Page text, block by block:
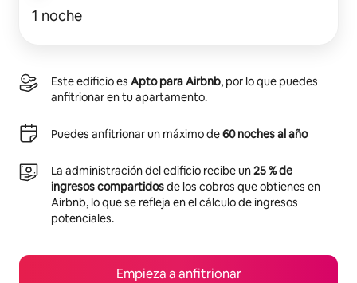
1 noche
Este edificio es Apto para Airbnb, por lo que puedes
anfitrionar en tu apartamento.
Puedes anfitrionar un máximo de60 noches al año
La administración del edificio recibe un25 % de
ingresos compartidosde los cobros que obtienes en
Airbnb, lo que se refleja en el cálculo de ingresos
potenciales.
Empieza a anfitrionar